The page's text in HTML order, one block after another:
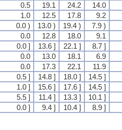
0.5 19.1 24.2 14.0
1.0 12.5 17.8 9.2
0.0 ) 13.0 ) 19.4 ) 7.9 )
0.0 12.8 18.0 9.1
0.0 ] 13.6 ] 22.1 ] 8.7 ]
0.0 13.0 18.1 6.9
0.0 17.3 22.1 11.9
0.5 ] 14.8 ] 18.0 ] 14.5 ]
1.0 ] 15.6 ] 17.6 ] 14.5 ]
5.5 ] 11.4 ] 13.3 ] 10.1 ]
0.0 ] 9.4 ] 10.4 ] 8.9 ]